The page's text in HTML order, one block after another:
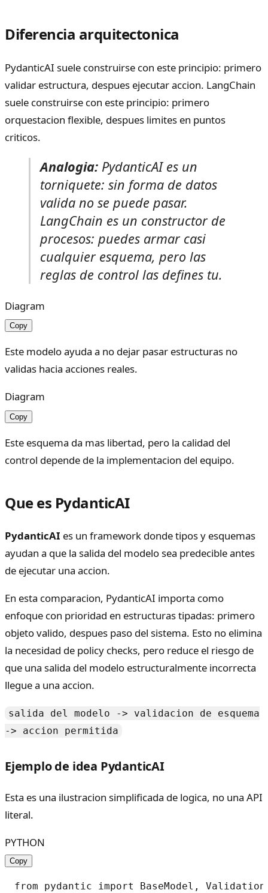
Diferencia arquitectonica
PydanticAI suele construirse con este principio: primero
validar estructura, despues ejecutar accion. LangChain
suele construirse con este principio: primero
orquestacion flexible, despues limites en puntos
criticos.
Analogia: PydanticAI es un
torniquete: sin forma de datos
valida no se puede pasar.
LangChain es un constructor de
procesos: puedes armar casi
cualquier esquema, pero las
reglas de control las defines tu.
Diagram
Copy
Este modelo ayuda a no dejar pasar estructuras no
validas hacia acciones reales.
Diagram
Copy
Este esquema da mas libertad, pero la calidad del
control depende de la implementacion del equipo.
Que es PydanticAI
PydanticAI es un framework donde tipos y esquemas
ayudan a que la salida del modelo sea predecible antes
de ejecutar una accion.
En esta comparacion, PydanticAI importa como
enfoque con prioridad en estructuras tipadas: primero
objeto valido, despues paso del sistema. Esto no elimina
la necesidad de policy checks, pero reduce el riesgo de
que una salida del modelo estructuralmente incorrecta
llegue a una accion.
salida del modelo -> validacion de esquema
-> accion permitida
Ejemplo de idea PydanticAI
Esta es una ilustracion simplificada de logica, no una API
literal.
PYTHON
Copy
from pydantic import BaseModel,